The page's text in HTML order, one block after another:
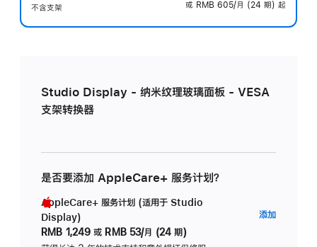
不含支架
或 RMB 605/月 (24 期) 起
Studio Display - 纳米纹理玻璃面板 - VESA
支架转换器
是否要添加 AppleCare+ 服务计划？
AppleCare+ 服务计划 (适用于 Studio
Display)
RMB 1,249 或 RMB 53/月 (24 期)
添加